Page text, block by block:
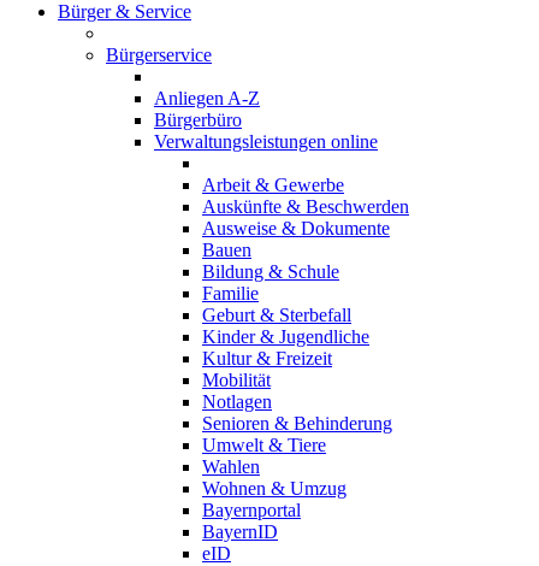
Bürger & Service
Bürgerservice
Anliegen A-Z
Bürgerbüro
Verwaltungsleistungen online
Arbeit & Gewerbe
Auskünfte & Beschwerden
Ausweise & Dokumente
Bauen
Bildung & Schule
Familie
Geburt & Sterbefall
Kinder & Jugendliche
Kultur & Freizeit
Mobilität
Notlagen
Senioren & Behinderung
Umwelt & Tiere
Wahlen
Wohnen & Umzug
Bayernportal
BayernID
eID